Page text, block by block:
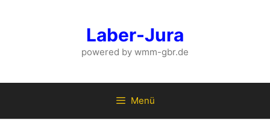
Laber-Jura
powered by wmm-gbr.de
Menü